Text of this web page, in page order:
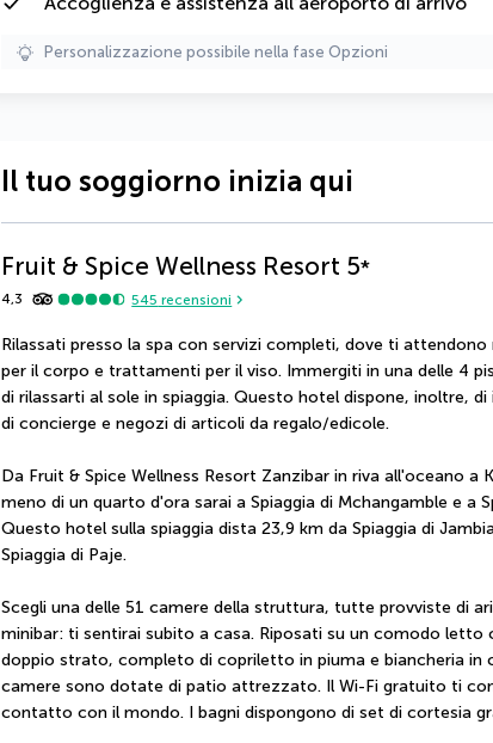
Personalizzazione possibile nella fase Opzioni
Il tuo soggiorno inizia qui
Fruit & Spice Wellness Resort 5*
4,3 545 recensioni
Rilassati presso la spa con servizi completi, dove ti
per il corpo e trattamenti per il viso. Immergiti in una delle 4
di rilassarti al sole in spiaggia. Questo hotel dispone, inoltre,
di concierge e negozi di articoli da regalo/edicole.
Da Fruit & Spice Wellness Resort Zanzibar in riva all'oceano a
meno di un quarto d'ora sarai a Spiaggia di Mchangamble e a
Questo hotel sulla spiaggia dista 23,9 km da Spiaggia di
Spiaggia di Paje.
Scegli una delle 51 camere della struttura, tutte provviste di
minibar: ti sentirai subito a casa. Riposati su un comodo letto
doppio strato, completo di copriletto in piuma e biancheria in
camere sono dotate di patio attrezzato. Il Wi-Fi gratuito ti
contatto con il mondo. I bagni dispongono di set di cortesia